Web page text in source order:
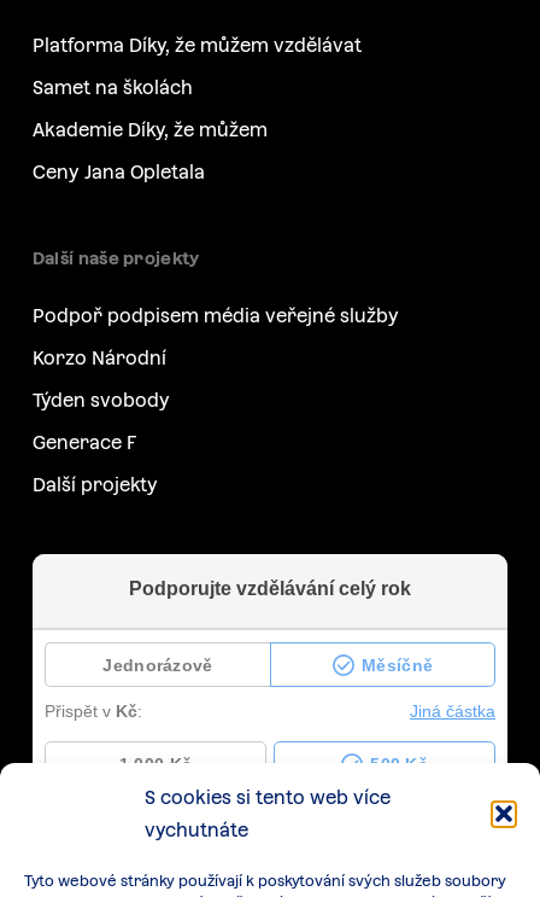
S cookies si tento web více
vychutnáte
Tyto webové stránky používají k poskytování svých služeb soubory
Platforma Díky, že můžem vzdělávat
Samet na školách
Akademie Díky, že můžem
Ceny Jana Opletala
Další naše projekty
Podpoř podpisem média veřejné služby
Korzo Národní
Týden svobody
Generace F
Další projekty